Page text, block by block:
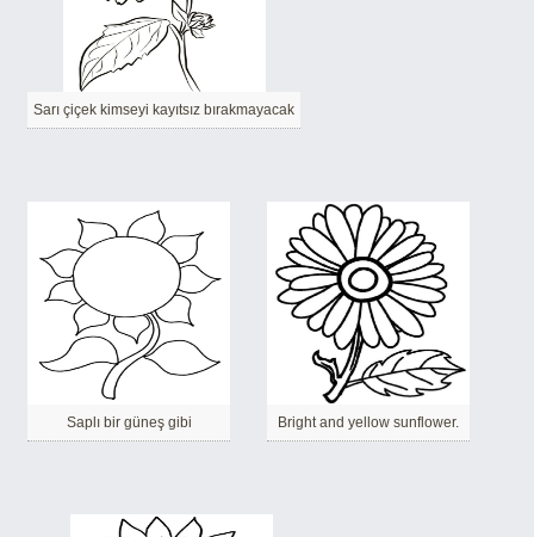
Sarı çiçek kimseyi kayıtsız bırakmayacak
Saplı bir güneş gibi Bright and yellow sunflower.